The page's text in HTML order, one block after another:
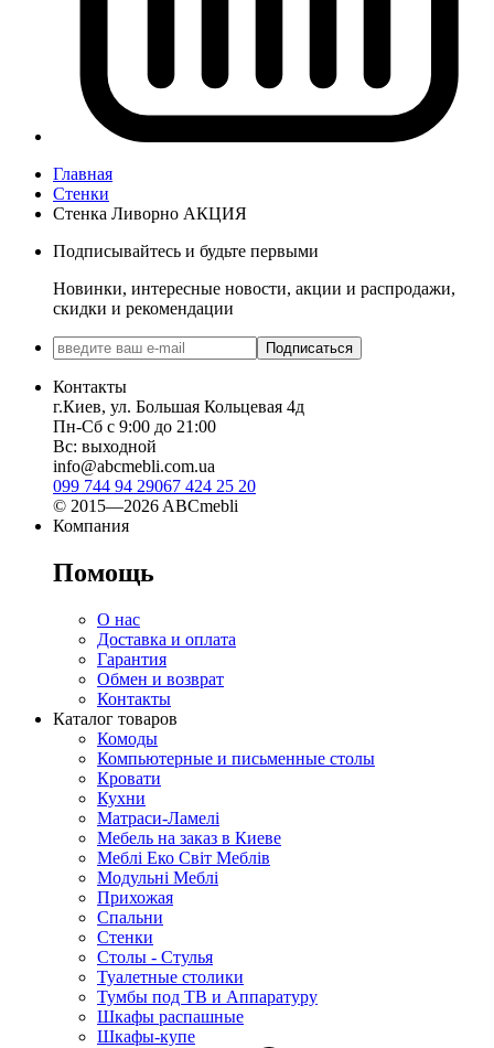
Главная
Стенки
Стенка Ливорно АКЦИЯ
Подписывайтесь и будьте первыми
Новинки, интересные новости, акции и распродажи,
скидки и рекомендации
Подписаться
Контакты
г.Киев, ул. Большая Кольцевая 4д
Пн-Сб с 9:00 до 21:00
Вс: выходной
info@abcmebli.com.ua
099 744 94 29067 424 25 20
© 2015—2026 ABCmebli
Компания
Помощь
О нас
Доставка и оплата
Гарантия
Обмен и возврат
Контакты
Каталог товаров
Комоды
Компьютерные и письменные столы
Кровати
Кухни
Матраси-Ламелі
Мебель на заказ в Киеве
Меблі Еко Світ Меблів
Модульні Меблі
Прихожая
Спальни
Стенки
Столы - Стулья
Туалетные столики
Тумбы под ТВ и Аппаратуру
Шкафы распашные
Шкафы-купе